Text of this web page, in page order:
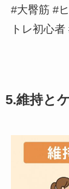
#大臀筋 #
トレ初心
5.維持と